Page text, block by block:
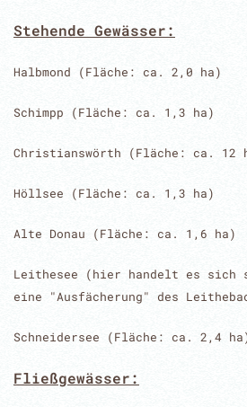
Stehende Gewässer:
Halbmond (Fläche: ca. 2,0 ha)
Schimpp (Fläche: ca. 1,3 ha)
Christianswörth (Fläche: ca. 12
Höllsee (Fläche: ca. 1,3 ha)
Alte Donau (Fläche: ca. 1,6 ha)
Leithesee (hier handelt es sich
eine "Ausfächerung" des
Schneidersee (Fläche: ca. 2,4
Fließgewässer: